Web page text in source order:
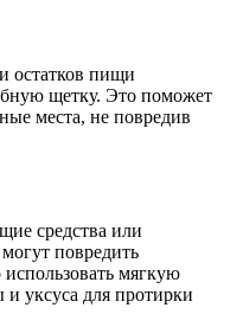
остатков пищи
щетку. Это поможет
места, не повредив
средства или
повредить
мягкую
уксуса для протирки